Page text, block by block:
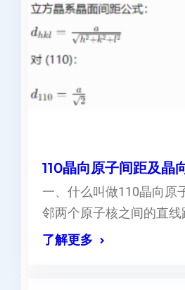
110晶向原子间距及晶
一、什么叫做110晶向原
邻两个原子核之间的直
了解更多